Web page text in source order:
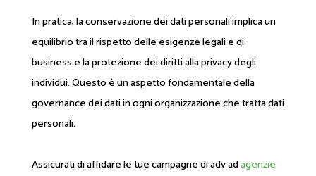
In pratica, la conservazione dei dati personali implica un
equilibrio tra il rispetto delle esigenze legali e di
business e la protezione dei diritti alla privacy degli
individui. Questo è un aspetto fondamentale della
governance dei dati in ogni organizzazione che tratta dati
personali.
Assicurati di affidare le tue campagne di adv adagenzie